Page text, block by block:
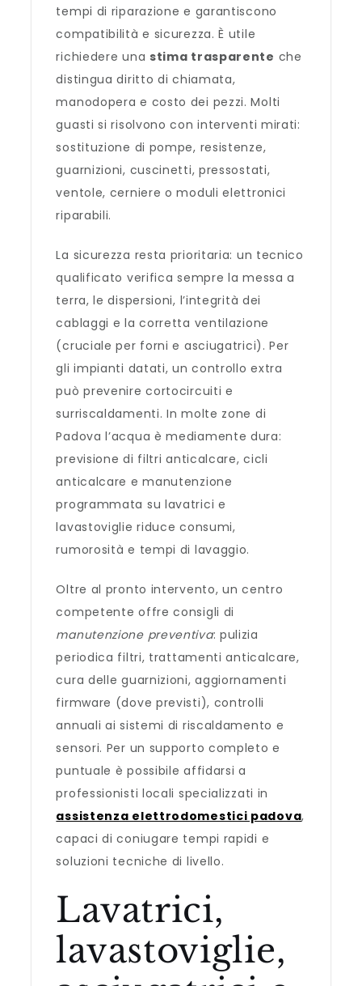
tempi di riparazione e garantiscono
compatibilità e sicurezza. È utile
richiedere una stima trasparente che
distingua diritto di chiamata,
manodopera e costo dei pezzi. Molti
guasti si risolvono con interventi mirati:
sostituzione di pompe, resistenze,
guarnizioni, cuscinetti, pressostati,
ventole, cerniere o moduli elettronici
riparabili.
La sicurezza resta prioritaria: un tecnico
qualificato verifica sempre la messa a
terra, le dispersioni, l’integrità dei
cablaggi e la corretta ventilazione
(cruciale per forni e asciugatrici). Per
gli impianti datati, un controllo extra
può prevenire cortocircuiti e
surriscaldamenti. In molte zone di
Padova l’acqua è mediamente dura:
previsione di filtri anticalcare, cicli
anticalcare e manutenzione
programmata su lavatrici e
lavastoviglie riduce consumi,
rumorosità e tempi di lavaggio.
Oltre al pronto intervento, un centro
competente offre consigli di
manutenzione preventiva: pulizia
periodica filtri, trattamenti anticalcare,
cura delle guarnizioni, aggiornamenti
firmware (dove previsti), controlli
annuali ai sistemi di riscaldamento e
sensori. Per un supporto completo e
puntuale è possibile affidarsi a
professionisti locali specializzati in
assistenza elettrodomestici padova,
capaci di coniugare tempi rapidi e
soluzioni tecniche di livello.
Lavatrici,
lavastoviglie,